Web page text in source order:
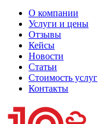
О компании
Услуги и цены
Отзывы
Кейсы
Новости
Статьи
Стоимость услуг
Контакты